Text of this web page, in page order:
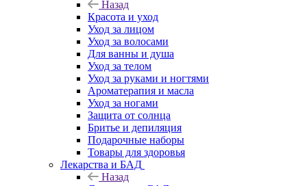
Назад
Красота и уход
Уход за лицом
Уход за волосами
Для ванны и душа
Уход за телом
Уход за руками и ногтями
Ароматерапия и масла
Уход за ногами
Защита от солнца
Бритье и депиляция
Подарочные наборы
Товары для здоровья
Лекарства и БАД
Назад